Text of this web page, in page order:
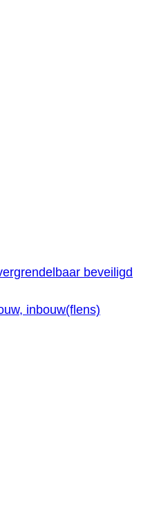
beveiligd
inbouw(flens)